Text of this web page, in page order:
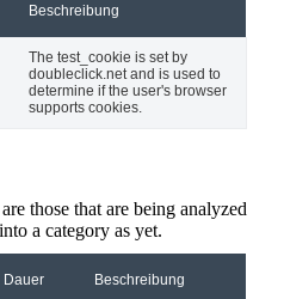
Beschreibung
The test_cookie is set by
doubleclick.net and is used to
determine if the user's browser
supports cookies.
those that are being analyzed
a category as yet.
Dauer Beschreibung